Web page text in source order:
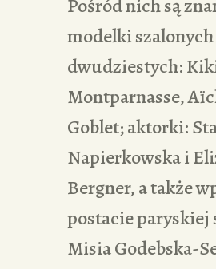
Pośród nich są
modelki
dwudziestych:
Montparnasse,
Goblet; aktorki:
Napierkowska i
Bergner, a także
postacie paryskiej
Misia Godebska-